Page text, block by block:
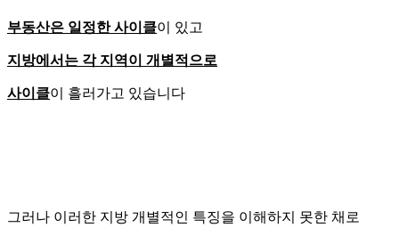
부동산은 일정한 사이클이 있고
지방에서는 각 지역이 개별적으로
사이클이 흘러가고 있습니다
그러나 이러한 지방 개별적인 특징을 이해하지 못한 채로